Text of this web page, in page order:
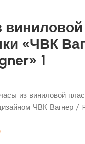
виниловой
«ЧВК
1
из виниловой
ЧВК Вагнер /